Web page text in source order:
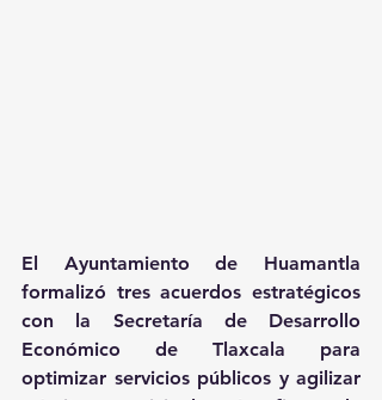
El Ayuntamiento de Huamantla
formalizó tres acuerdos estratégicos
con la Secretaría de Desarrollo
Económico de Tlaxcala para
optimizar servicios públicos y agilizar